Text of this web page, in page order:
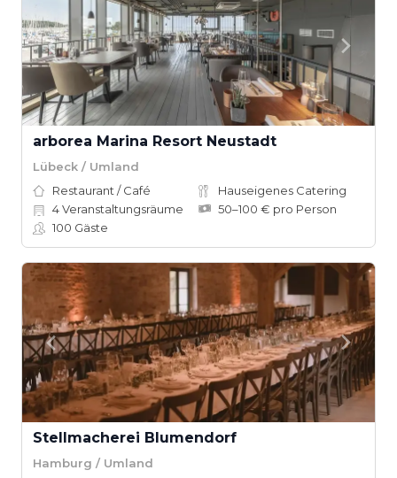
arborea Marina Resort Neustadt
Lübeck / Umland
Restaurant / Café
Hauseigenes Catering
4Veranstaltungsräume
50–100 € pro Person
100 Gäste
Stellmacherei Blumendorf
Hamburg / Umland